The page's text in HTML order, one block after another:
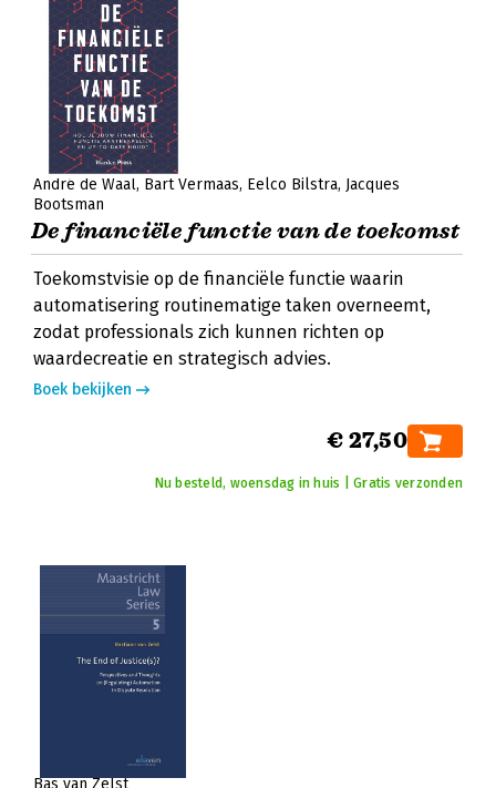
André de Waal Bart Vermaas Eelco Bilstra Jacques
Bootsman
De financiële functie van de toekomst
Toekomstvisie op de financiële functie waarin
automatisering routinematige taken overneemt,
zodat professionals zich kunnen richten op
waardecreatie en strategisch advies.
Boek bekijken
€ 27,50
Nu besteld, woensdag in huis | Gratis verzonden
Bas van Zelst